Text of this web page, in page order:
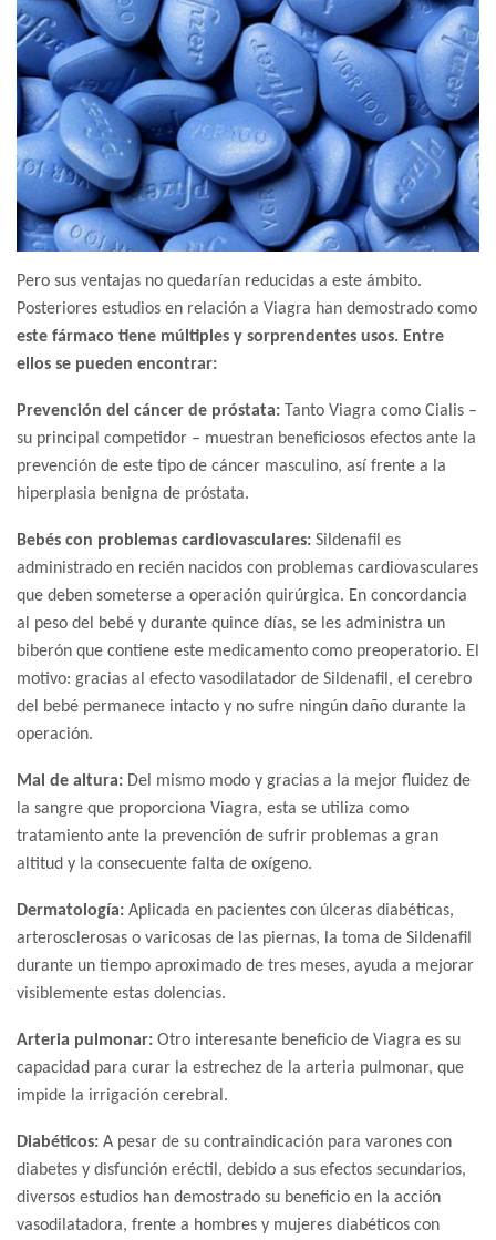
Pero sus ventajas no quedarían reducidas a este ámbito.
Posteriores estudios en relación a Viagra han demostrado como
este fármaco tiene múltiples y sorprendentes usos. Entre
ellos se pueden encontrar:
Prevención del cáncer de próstata: Tanto Viagra como Cialis –
su principal competidor – muestran beneficiosos efectos ante la
prevención de este tipo de cáncer masculino, así frente a la
hiperplasia benigna de próstata.
Bebés con problemas cardiovasculares: Sildenafil es
administrado en recién nacidos con problemas cardiovasculares
que deben someterse a operación quirúrgica. En concordancia
al peso del bebé y durante quince días, se les administra un
biberón que contiene este medicamento como preoperatorio. El
motivo: gracias al efecto vasodilatador de Sildenafil, el cerebro
del bebé permanece intacto y no sufre ningún daño durante la
operación.
Mal de altura: Del mismo modo y gracias a la mejor fluidez de
la sangre que proporciona Viagra, esta se utiliza como
tratamiento ante la prevención de sufrir problemas a gran
altitud y la consecuente falta de oxígeno.
Dermatología: Aplicada en pacientes con úlceras diabéticas,
arterosclerosas o varicosas de las piernas, la toma de Sildenafil
durante un tiempo aproximado de tres meses, ayuda a mejorar
visiblemente estas dolencias.
Arteria pulmonar: Otro interesante beneficio de Viagra es su
capacidad para curar la estrechez de la arteria pulmonar, que
impide la irrigación cerebral.
Diabéticos: A pesar de su contraindicación para varones con
diabetes y disfunción eréctil, debido a sus efectos secundarios,
diversos estudios han demostrado su beneficio en la acción
vasodilatadora, frente a hombres y mujeres diabéticos con